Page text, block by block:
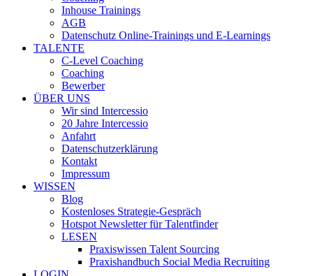
Inhouse Trainings
AGB
Datenschutz Online-Trainings und E-Learnings
TALENTE
C-Level Coaching
Coaching
Bewerber
ÜBER UNS
Wir sind Intercessio
20 Jahre Intercessio
Anfahrt
Datenschutzerklärung
Kontakt
Impressum
WISSEN
Blog
Kostenloses Strategie-Gespräch
Hotspot Newsletter für Talentfinder
LESEN
Praxiswissen Talent Sourcing
Praxishandbuch Social Media Recruiting